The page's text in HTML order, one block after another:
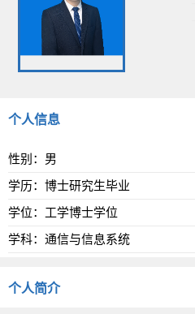
个人信息
性别：男
学历：博士研究生毕业
学位：工学博士学位
学科：通信与信息系统
个人简介